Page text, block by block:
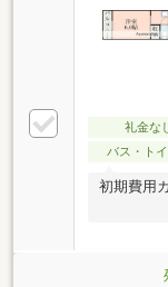
礼金な
バス・トイ
初期費用